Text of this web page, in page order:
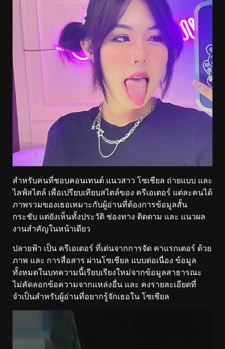
สำหรับคนที่ชอบคอนเทนต์ แนวสาว โซเชียล ถ่ายแบบ และ
ไลฟ์สไตล์ เพื่อเปรียบเทียบสไตล์ของ ครีเอเตอร์ แต่ละคนได้
ภาพรวมของเธอเหมาะกับผู้อ่านที่ต้องการข้อมูลสั้น
กระชับ แต่ยังเห็นทั้งประวัติ ช่องทาง ติดตาม และ แนวผล
งานสำคัญในหน้าเดียว
ปลายฟ้า เป็น ครีเอเตอร์ ที่เด่นจากการจัด คาแรกเตอร์ ด้วย
ภาพ และ การสื่อสาร ผ่านโซเชียล แบบต่อเนื่อง ข้อมูล
ทั้งหมดในบทความนี้เรียบเรียงใหม่จากข้อมูลสาธารณะ
ไม่คัดลอกข้อความจากแหล่งอื่น และ คงรายละเอียดที่
จำเป็นสำหรับผู้อ่านที่อยากรู้จักเธอใน โซเชียล